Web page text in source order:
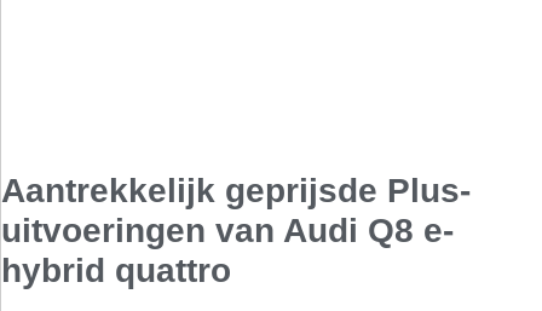
Aantrekkelijk geprijsde Plus-
uitvoeringen van Audi Q8 e-
hybrid quattro